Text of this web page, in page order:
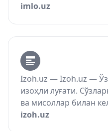
imlo.uz
Izoh.uz — Izoh.uz —
изоҳли луғати.
ва мисоллар билан
izoh.uz